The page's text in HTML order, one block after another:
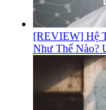
[REVIEW] Hệ
Như Thế Nào?